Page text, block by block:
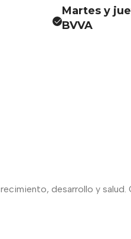
Martes y
BVVA
desarrollo y